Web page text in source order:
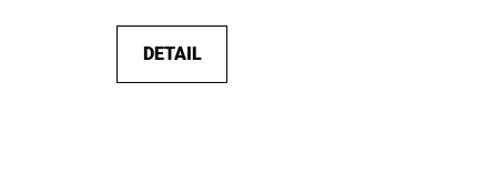
DETAIL